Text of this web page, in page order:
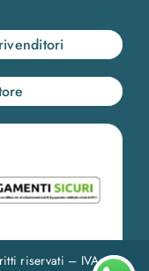
riservati – IVA: